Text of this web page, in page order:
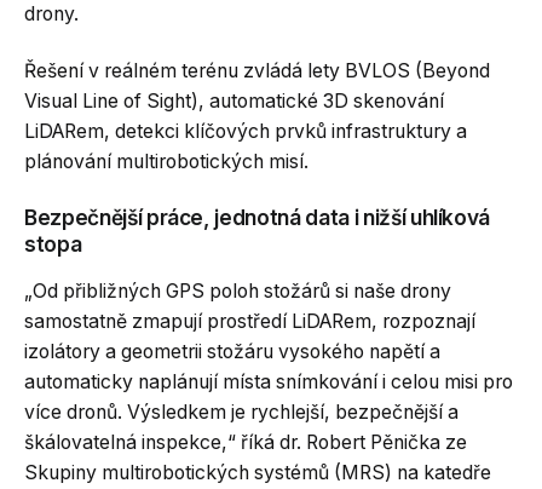
drony.
Řešení v reálném terénu zvládá lety BVLOS (Beyond
Visual Line of Sight), automatické 3D skenování
LiDARem, detekci klíčových prvků infrastruktury a
plánování multirobotických misí.
Bezpečnější práce, jednotná data i nižší uhlíková
stopa
„Od přibližných GPS poloh stožárů si naše drony
samostatně zmapují prostředí LiDARem, rozpoznají
izolátory a geometrii stožáru vysokého napětí a
automaticky naplánují místa snímkování i celou misi pro
více dronů. Výsledkem je rychlejší, bezpečnější a
škálovatelná inspekce,“ říká dr. Robert Pěnička ze
Skupiny multirobotických systémů (MRS) na katedře